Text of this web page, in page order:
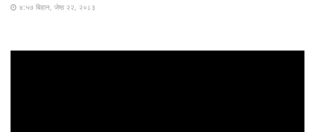
४:५७ बिहान, जेष्ठ २२, २०८३